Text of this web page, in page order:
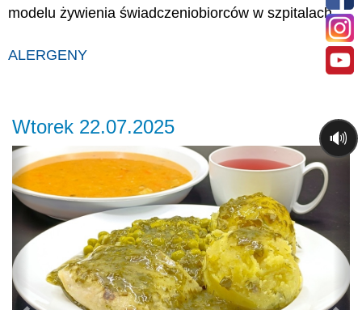
modelu żywienia świadczeniobiorców w szpitalach.
ALERGENY
Wtorek 22.07.2025
Previous
🔊